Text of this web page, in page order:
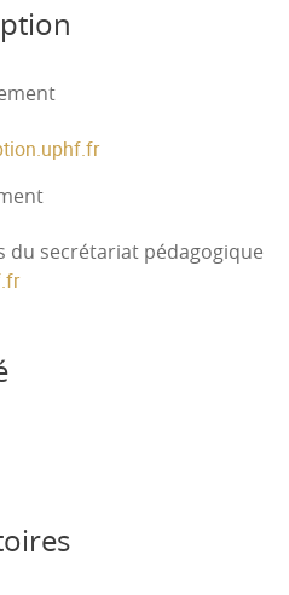
du secrétariat pédagogique